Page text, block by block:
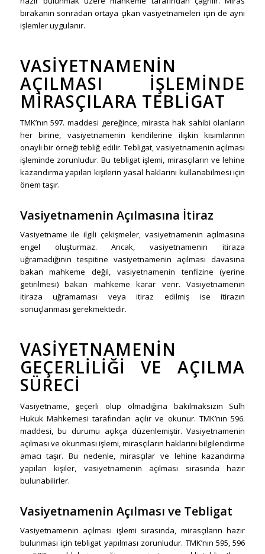
bırakanın sonradan ortaya çıkan vasiyetnameleri için de aynı
işlemler uygulanır.
VASIYETNAMENIN
AÇILMASI İŞLEMINDE
MIRASÇILARA TEBLIGAT
TMK’nın 597. maddesi gereğince, mirasta hak sahibi olanların
her birine, vasiyetnamenin kendilerine ilişkin kısımlarının
onaylı bir örneği tebliğ edilir. Tebligat, vasiyetnamenin açılması
işleminde zorunludur. Bu tebligat işlemi, mirasçıların ve lehine
kazandırma yapılan kişilerin yasal haklarını kullanabilmesi için
önem taşır.
Vasiyetnamenin Açılmasına İtiraz
Vasiyetname ile ilgili çekişmeler, vasiyetnamenin açılmasına
engel oluşturmaz. Ancak, vasiyetnamenin itiraza
uğramadığının tespitine vasiyetnamenin açılması davasına
bakan mahkeme değil, vasiyetnamenin tenfizine (yerine
getirilmesi) bakan mahkeme karar verir. Vasiyetnamenin
itiraza uğramaması veya itiraz edilmiş ise itirazın
sonuçlanması gerekmektedir.
VASIYETNAMENIN
GEÇERLILIĞI VE AÇILMA
SÜRECI
Vasiyetname, geçerli olup olmadığına bakılmaksızın Sulh
Hukuk Mahkemesi tarafından açılır ve okunur. TMK’nın 596.
maddesi, bu durumu açıkça düzenlemiştir. Vasiyetnamenin
açılması ve okunması işlemi, mirasçıların haklarını bilgilendirme
amacı taşır. Bu nedenle, mirasçılar ve lehine kazandırma
yapılan kişiler, vasiyetnamenin açılması sırasında hazır
bulunabilirler.
Vasiyetnamenin Açılması ve Tebligat
Vasiyetnamenin açılması işlemi sırasında, mirasçıların hazır
bulunması için tebligat yapılması zorunludur. TMK’nın 595, 596